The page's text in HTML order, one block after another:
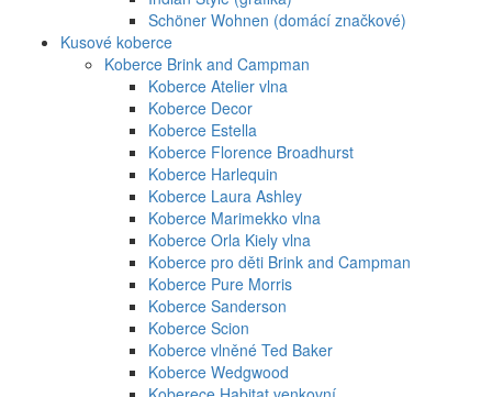
Schöner Wohnen (domácí značkové)
Kusové koberce
Koberce Brink and Campman
Koberce Atelier vlna
Koberce Decor
Koberce Estella
Koberce Florence Broadhurst
Koberce Harlequin
Koberce Laura Ashley
Koberce Marimekko vlna
Koberce Orla Kiely vlna
Koberce pro děti Brink and Campman
Koberce Pure Morris
Koberce Sanderson
Koberce Scion
Koberce vlněné Ted Baker
Koberce Wedgwood